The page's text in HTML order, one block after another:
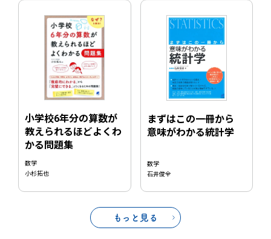
小学校6年分の算数が
教えられるほどよくわ
かる問題集
数学
小杉拓也
まずはこの一冊から
意味がわかる統計学
数学
石井俊全
もっと見る